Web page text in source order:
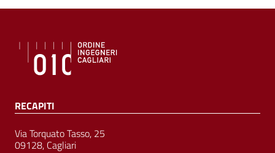
RECAPITI
Via Torquato Tasso, 25
09128, Cagliari